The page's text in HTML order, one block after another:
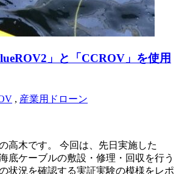
」と「CCROV」を使用
, 産業用ドローン
高木です。 今回は、先日実施した
底ケーブルの敷設・修理・回収を行う
状況を確認する実証実験の模様をレポ